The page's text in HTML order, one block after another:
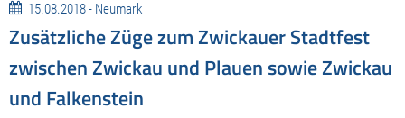
15.08.2018 - Neumark
Zusätzliche Züge zum Zwickauer Stadtfest
zwischen Zwickau und Plauen sowie Zwickau
und Falkenstein